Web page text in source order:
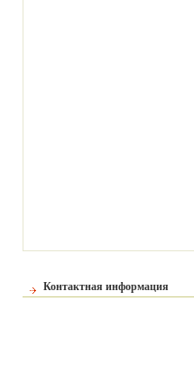
Контактная информация